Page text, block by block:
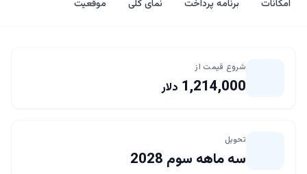
امکانات برنامه پرداخت نمای کلی موقعیت
شروع قیمت از
1,214,000 دلار
تحویل
سه ماهه سوم 2028